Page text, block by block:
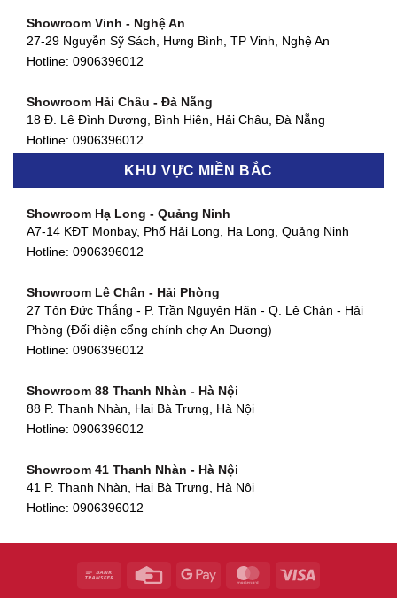
Showroom Quận 4 - TP. HCM
127 Khánh Hội, Phường 3, Quận 4,TP. HCM
Showroom Quận 7 - TP. HCM
877 Huỳnh Tấn Phát, Phú Thuận, Quận 7, TP HCM
Hotline:0906396012
580 Phan Văn Trị, Phường 7, Quận 5, TP HCM
Hotline:0906396012
90 Đ. Cộng Hòa, Phường 4, Tân Bình, TP HCM
Hotline:0906396012
Showroom Vinh - Nghệ An
27-29 Nguyễn Sỹ Sách, Hưng Bình, TP Vinh, Nghệ An
Hotline: 0906396012
Showroom Hải Châu - Đà Nẵng
18 Đ. Lê Đình Dương, Bình Hiên, Hải Châu, Đà Nẵng
Hotline: 0906396012
Showroom Thanh Khê - Đà Nẵng
Hotline:0906396012
Showroom Cẩm Lệ - Đà Nẵng
Hotline:0906396012
Showroom Huế
54 Hùng Vương, Phú Hội, Thành phố Huế, Thừa Thiên Huế
Showroom Hà Tĩnh
82 Quang Trung, Thạch Quý, Hà Tĩnh
Showroom Quy Nhơn - Bình Định
956 Trần Hưng Đạo, P, Thành phố Quy Nhơn, Bình Định
KHU VỰC MIỀN BẮC
Showroom Hạ Long - Quảng Ninh
A7-14 KĐT Monbay, Phố Hải Long, Hạ Long, Quảng Ninh
Hotline: 0906396012
Showroom Lê Chân - Hải Phòng
27 Tôn Đức Thắng - P. Trần Nguyên Hãn - Q. Lê Chân - Hải
Phòng (Đối diện cổng chính chợ An Dương)
Hotline: 0906396012
Showroom 88 Thanh Nhàn - Hà Nội
88 P. Thanh Nhàn, Hai Bà Trưng, Hà Nội
Hotline: 0906396012
Showroom 41 Thanh Nhàn - Hà Nội
41 P. Thanh Nhàn, Hai Bà Trưng, Hà Nội
Hotline: 0906396012
268 P. Tây Sơn, Trung Liệt, Đống Đa, Hà Nội